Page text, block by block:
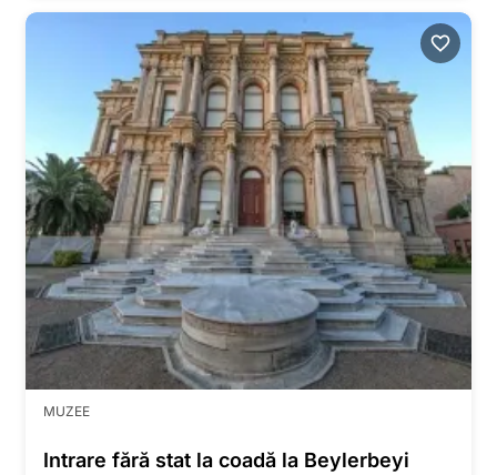
MUZEE
Intrare fără stat la coadă la Beylerbeyi